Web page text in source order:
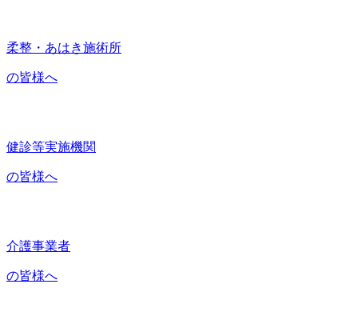
柔整・あはき施術所
の皆様へ
健診等実施機関
の皆様へ
介護事業者
の皆様へ